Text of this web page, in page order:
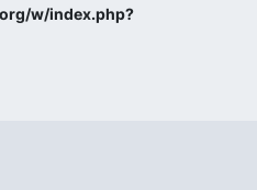
w/index.php?